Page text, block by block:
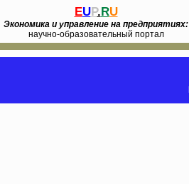
EUP.RU
Экономика и управление на предприятиях:
научно-образовательный портал